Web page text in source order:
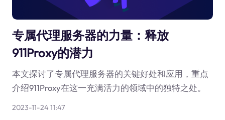
专属代理服务器的力量：释放
911Proxy的潜力
本文探讨了专属代理服务器的关键好处和应用，重点
介绍911Proxy在这一充满活力的领域中的独特之处。
2023-11-24 11:47